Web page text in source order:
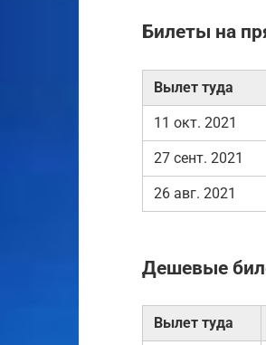
Билеты на
Вылет туда
11 окт. 2021
27 сент. 2021
26 авг. 2021
Дешевые
Вылет туда